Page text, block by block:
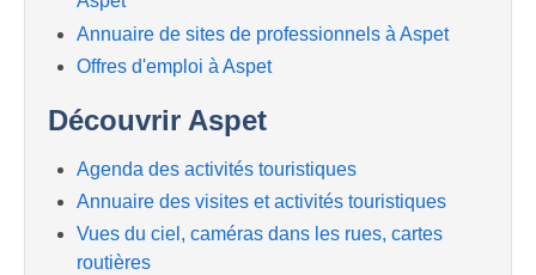
Annuaire de sites de professionnels à Aspet
Offres d'emploi à Aspet
Découvrir Aspet
Agenda des activités touristiques
Annuaire des visites et activités touristiques
Vues du ciel, caméras dans les rues, cartes
routières